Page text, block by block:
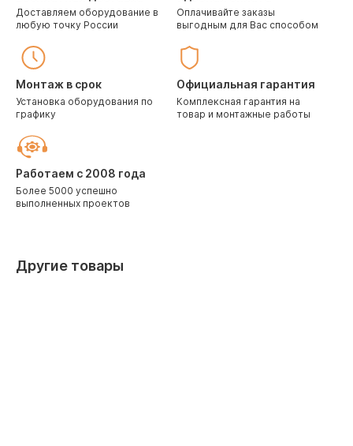
Доставляем оборудование в
любую точку России
Оплачивайте заказы
выгодным для Вас способом
Монтаж в срок
Установка оборудования по
графику
Официальная гарантия
Комплексная гарантия на
товар и монтажные работы
Работаем с 2008 года
Более 5000 успешно
выполненных проектов
Другие товары